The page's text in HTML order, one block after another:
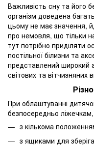
Важливість сну та його
організм доведена
цьому не має значення,
про немовля, що тільки
тут потрібно приділяти
постільної білизни та
представлений широкий
світових та вітчизняних
При облаштуванні
безпосередньо
з кількома
з ящиками для